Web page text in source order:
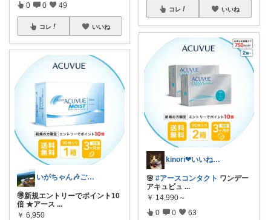
0 0 49
コレ いいね
いがちゃん🎶ご購入感謝です🎶
🉐新規エントリーでポイント10
倍 ★アース ...
￥ 6,950
コレ いいね
kinori❤︎いいねご購入感謝です💝
🌸 #アースコンタクト ワンデー
アキュビュ ...
￥ 14,990～
0 0 63